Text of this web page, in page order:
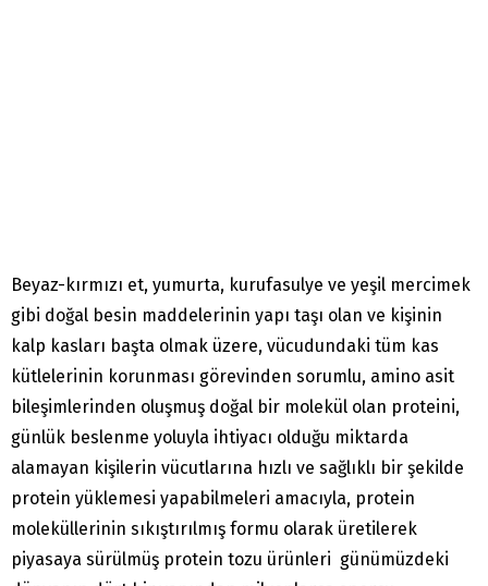
Beyaz-kırmızı et, yumurta, kurufasulye ve yeşil mercimek
gibi doğal besin maddelerinin yapı taşı olan ve kişinin
kalp kasları başta olmak üzere, vücudundaki tüm kas
kütlelerinin korunması görevinden sorumlu, amino asit
bileşimlerinden oluşmuş doğal bir molekül olan proteini,
günlük beslenme yoluyla ihtiyacı olduğu miktarda
alamayan kişilerin vücutlarına hızlı ve sağlıklı bir şekilde
protein yüklemesi yapabilmeleri amacıyla, protein
moleküllerinin sıkıştırılmış formu olarak üretilerek
piyasaya sürülmüş protein tozu ürünleri günümüzdeki